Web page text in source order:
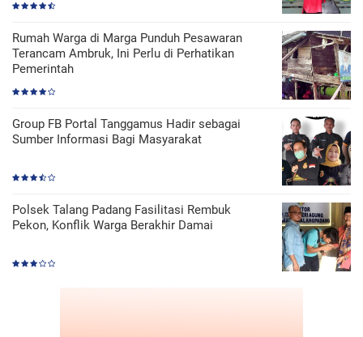
Rumah Warga di Marga Punduh Pesawaran
Terancam Ambruk, Ini Perlu di Perhatikan
Pemerintah
Group FB Portal Tanggamus Hadir sebagai
Sumber Informasi Bagi Masyarakat
Polsek Talang Padang Fasilitasi Rembuk
Pekon, Konflik Warga Berakhir Damai